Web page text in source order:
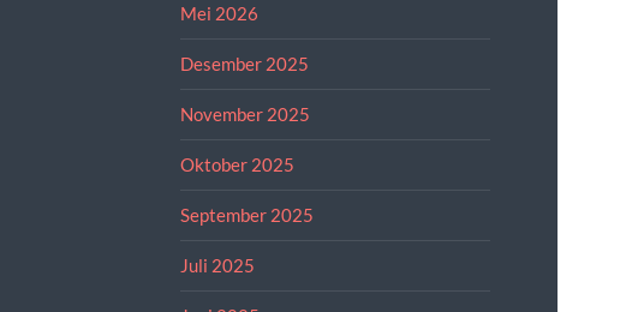
Mei 2026
Desember 2025
November 2025
Oktober 2025
September 2025
Juli 2025